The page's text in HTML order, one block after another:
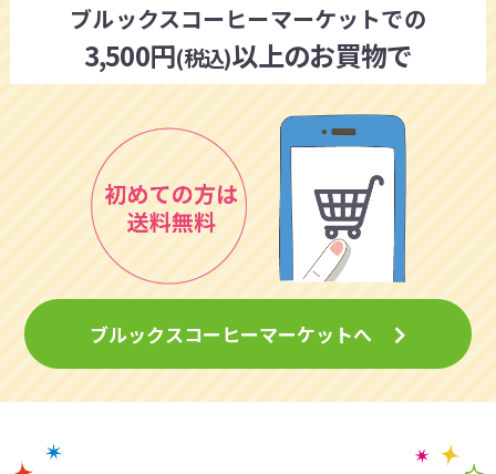
ブルックスコーヒーマーケットでの
3,500円(税込)以上のお買物で
ブルックスコーヒーマーケットへ